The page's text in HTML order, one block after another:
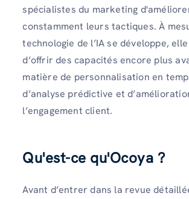
spécialistes du marketing
constamment leurs tactiques. À
technologie de l’IA se développe,
d’offrir des capacités encore plus
matière de personnalisation en
d’analyse prédictive et
l’engagement client.
Qu'est-ce qu'Ocoya ?
Avant d’entrer dans la revue